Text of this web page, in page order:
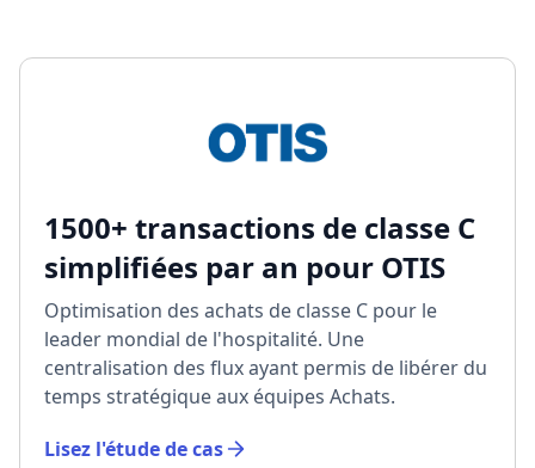
1500+ transactions de classe C
simplifiées par an pour OTIS
Optimisation des achats de classe C pour le
leader mondial de l'hospitalité. Une
centralisation des flux ayant permis de libérer du
temps stratégique aux équipes Achats.
Lisez l'étude de cas